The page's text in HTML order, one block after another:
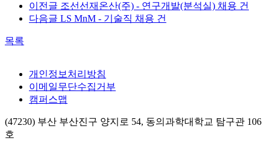
이전글 조선선재온산(주) - 연구개발(분석실) 채용 건
다음글 LS MnM - 기술직 채용 건
목록
개인정보처리방침
이메일무단수집거부
캠퍼스맵
(47230) 부산 부산진구 양지로 54, 동의과학대학교 탐구관 106
호